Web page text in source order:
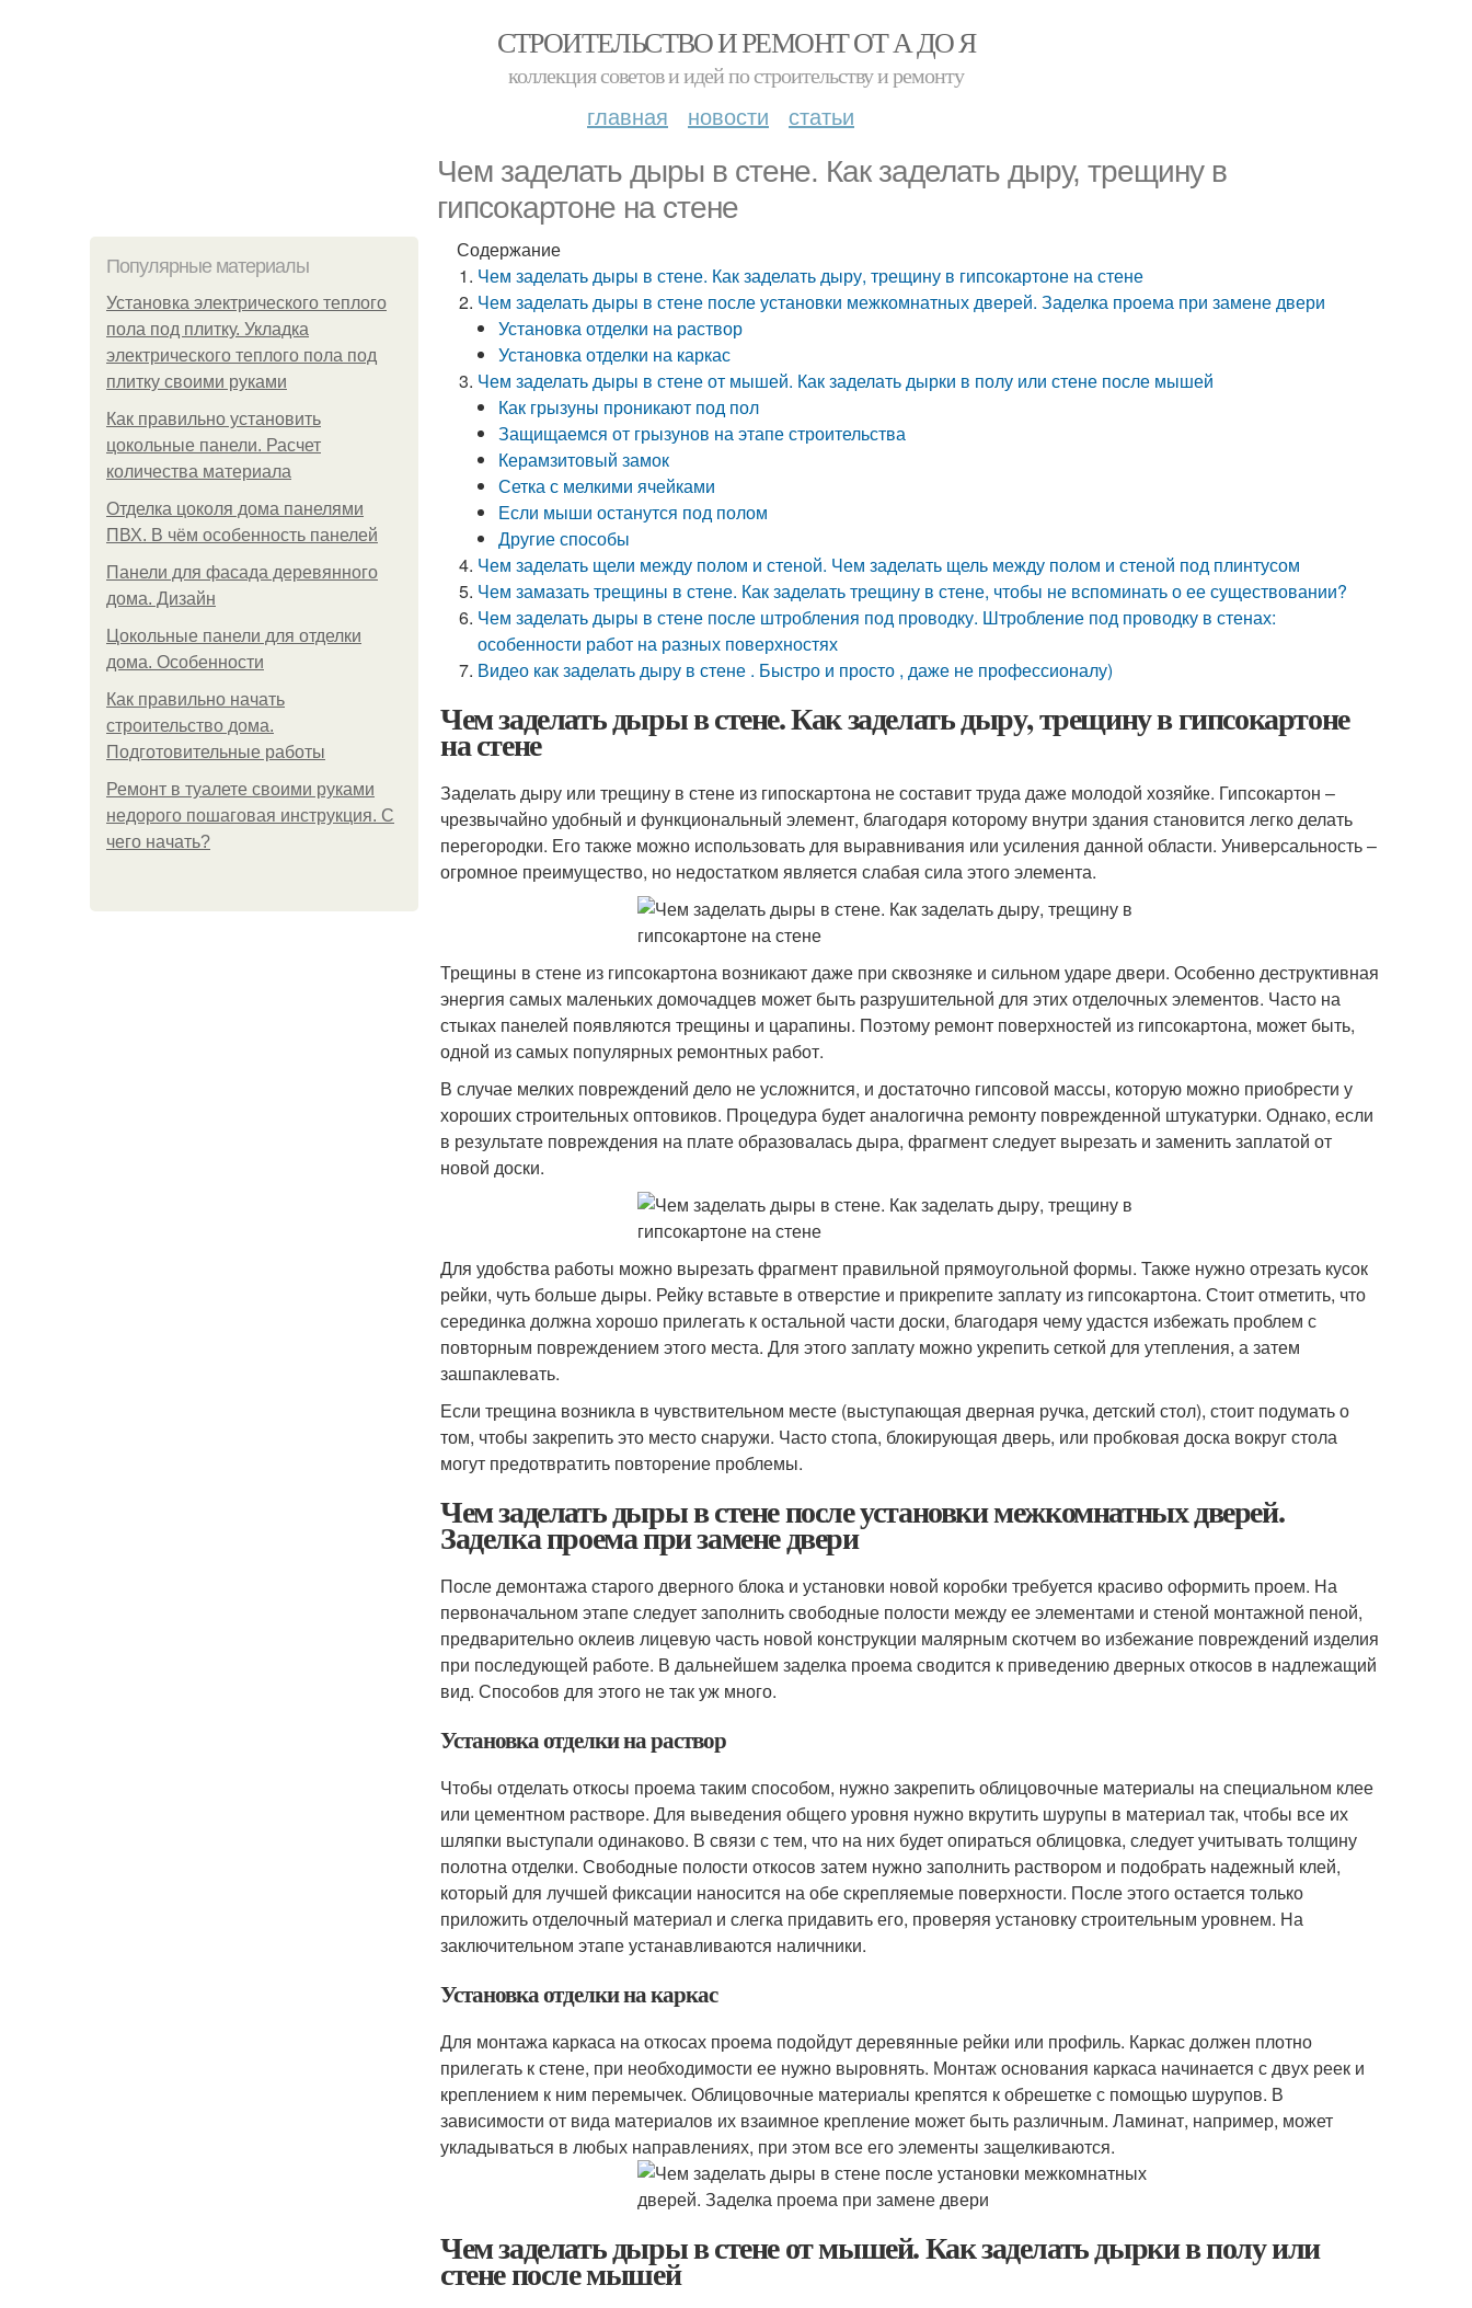
СТРОИТЕЛЬСТВО И РЕМОНТ ОТ А ДО Я
коллекция советов и идей по строительству и ремонту
главная новости статьи
Чем заделать дыры в стене. Как заделать дыру, трещину в
гипсокартоне на стене
Популярные материалы
Установка электрического теплого
пола под плитку. Укладка
электрического теплого пола под
плитку своими руками
Как правильно установить
цокольные панели. Расчет
количества материала
Отделка цоколя дома панелями
ПВХ. В чём особенность панелей
Панели для фасада деревянного
дома. Дизайн
Цокольные панели для отделки
дома. Особенности
Как правильно начать
строительство дома.
Подготовительные работы
Ремонт в туалете своими руками
недорого пошаговая инструкция. С
чего начать?
Содержание
Чем заделать дыры в стене. Как заделать дыру, трещину в гипсокартоне на стене
Чем заделать дыры в стене после установки межкомнатных дверей. Заделка проема при замене двери
Установка отделки на раствор
Установка отделки на каркас
Чем заделать дыры в стене от мышей. Как заделать дырки в полу или стене после мышей
Как грызуны проникают под пол
Защищаемся от грызунов на этапе строительства
Керамзитовый замок
Сетка с мелкими ячейками
Если мыши останутся под полом
Другие способы
Чем заделать щели между полом и стеной. Чем заделать щель между полом и стеной под плинтусом
Чем замазать трещины в стене. Как заделать трещину в стене, чтобы не вспоминать о ее существовании?
Чем заделать дыры в стене после штробления под проводку. Штробление под проводку в стенах:
особенности работ на разных поверхностях
Видео как заделать дыру в стене . Быстро и просто , даже не профессионалу)
Чем заделать дыры в стене. Как заделать дыру, трещину в гипсокартоне
на стене
Заделать дыру или трещину в стене из гипоскартона не составит труда даже молодой хозяйке. Гипсокартон –
чрезвычайно удобный и функциональный элемент, благодаря которому внутри здания становится легко делать
перегородки. Его также можно использовать для выравнивания или усиления данной области. Универсальность –
огромное преимущество, но недостатком является слабая сила этого элемента.
Трещины в стене из гипсокартона возникают даже при сквозняке и сильном ударе двери. Особенно деструктивная
энергия самых маленьких домочадцев может быть разрушительной для этих отделочных элементов. Часто на
стыках панелей появляются трещины и царапины. Поэтому ремонт поверхностей из гипсокартона, может быть,
одной из самых популярных ремонтных работ.
В случае мелких повреждений дело не усложнится, и достаточно гипсовой массы, которую можно приобрести у
хороших строительных оптовиков. Процедура будет аналогична ремонту поврежденной штукатурки. Однако, если
в результате повреждения на плате образовалась дыра, фрагмент следует вырезать и заменить заплатой от
новой доски.
Для удобства работы можно вырезать фрагмент правильной прямоугольной формы. Также нужно отрезать кусок
рейки, чуть больше дыры. Рейку вставьте в отверстие и прикрепите заплату из гипсокартона. Стоит отметить, что
серединка должна хорошо прилегать к остальной части доски, благодаря чему удастся избежать проблем с
повторным повреждением этого места. Для этого заплату можно укрепить сеткой для утепления, а затем
зашпаклевать.
Если трещина возникла в чувствительном месте (выступающая дверная ручка, детский стол), стоит подумать о
том, чтобы закрепить это место снаружи. Часто стопа, блокирующая дверь, или пробковая доска вокруг стола
могут предотвратить повторение проблемы.
Чем заделать дыры в стене после установки межкомнатных дверей.
Заделка проема при замене двери
После демонтажа старого дверного блока и установки новой коробки требуется красиво оформить проем. На
первоначальном этапе следует заполнить свободные полости между ее элементами и стеной монтажной пеной,
предварительно оклеив лицевую часть новой конструкции малярным скотчем во избежание повреждений изделия
при последующей работе. В дальнейшем заделка проема сводится к приведению дверных откосов в надлежащий
вид. Способов для этого не так уж много.
Установка отделки на раствор
Чтобы отделать откосы проема таким способом, нужно закрепить облицовочные материалы на специальном клее
или цементном растворе. Для выведения общего уровня нужно вкрутить шурупы в материал так, чтобы все их
шляпки выступали одинаково. В связи с тем, что на них будет опираться облицовка, следует учитывать толщину
полотна отделки. Свободные полости откосов затем нужно заполнить раствором и подобрать надежный клей,
который для лучшей фиксации наносится на обе скрепляемые поверхности. После этого остается только
приложить отделочный материал и слегка придавить его, проверяя установку строительным уровнем. На
заключительном этапе устанавливаются наличники.
Установка отделки на каркас
Для монтажа каркаса на откосах проема подойдут деревянные рейки или профиль. Каркас должен плотно
прилегать к стене, при необходимости ее нужно выровнять. Монтаж основания каркаса начинается с двух реек и
креплением к ним перемычек. Облицовочные материалы крепятся к обрешетке с помощью шурупов. В
зависимости от вида материалов их взаимное крепление может быть различным. Ламинат, например, может
укладываться в любых направлениях, при этом все его элементы защелкиваются.
Чем заделать дыры в стене от мышей. Как заделать дырки в полу или
стене после мышей